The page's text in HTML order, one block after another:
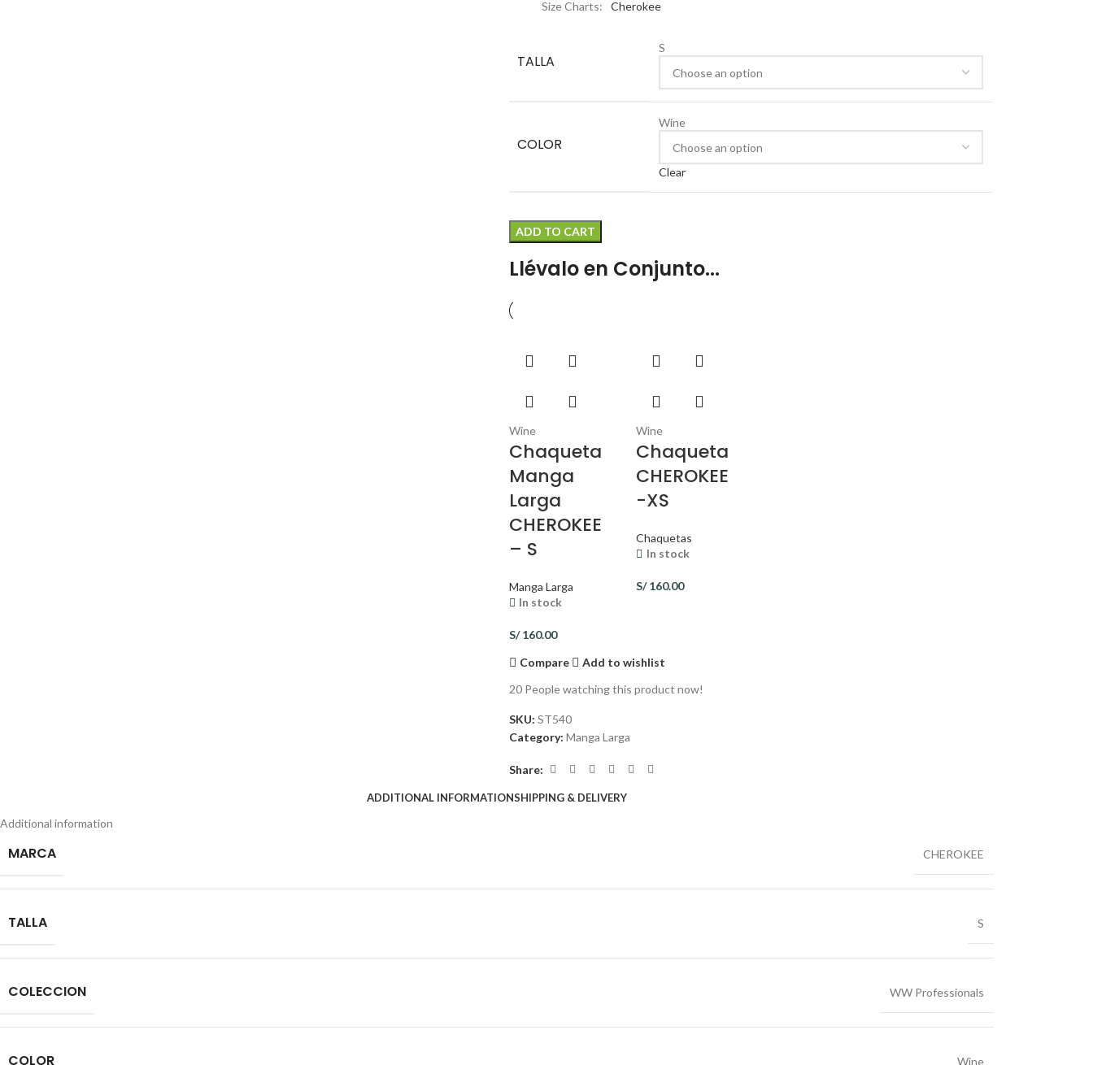
Size Charts Cherokee
TALLA
S
COLOR
Wine
Clear
ADD TO CART
Llévalo en Conjunto...
Wine
Chaqueta
Manga
Larga
CHEROKEE
– S
Manga Larga
In stock
S/160.00
Wine
Chaqueta
CHEROKEE
-XS
Chaquetas
In stock
S/160.00
Compare
Add to wishlist
20 People watching this product now!
SKU: ST540
Category: Manga Larga
Share:
ADDITIONAL INFORMATIONSHIPPING & DELIVERY
Additional information
MARCA CHEROKEE
TALLA S
COLECCION WW Professionals
COLOR Wine